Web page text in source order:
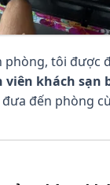
phòng, tôi được
khách sạn
đến phòng